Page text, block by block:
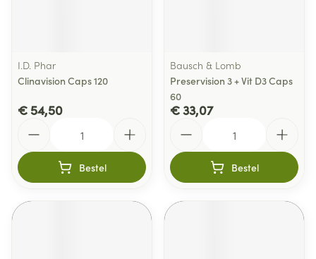
I.D. Phar
Clinavision Caps 120
€ 54,50
Bestel
Bausch & Lomb
Preservision 3 + Vit D3 Caps
60
€ 33,07
Bestel